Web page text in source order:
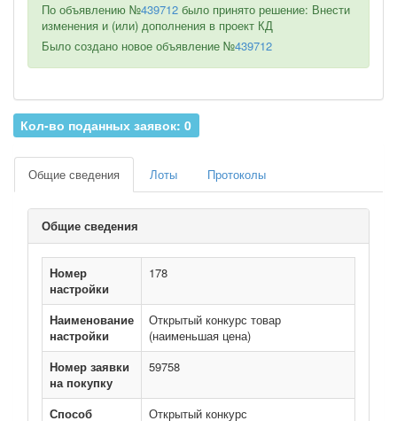
По объявлению №439712 было принято решение: Внести
изменения и (или) дополнения в проект КД
Было создано новое объявление №439712
Кол-во поданных заявок: 0
Общие сведения Лоты Протоколы
Общие сведения
Номер
настройки
178
Наименование
настройки
Открытый конкурс товар
(наименьшая цена)
Номер заявки
на покупку
59758
Способ
Открытый конкурс